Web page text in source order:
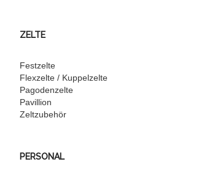
ZELTE
Festzelte
Flexzelte / Kuppelzelte
Pagodenzelte
Pavillion
Zeltzubehör
PERSONAL